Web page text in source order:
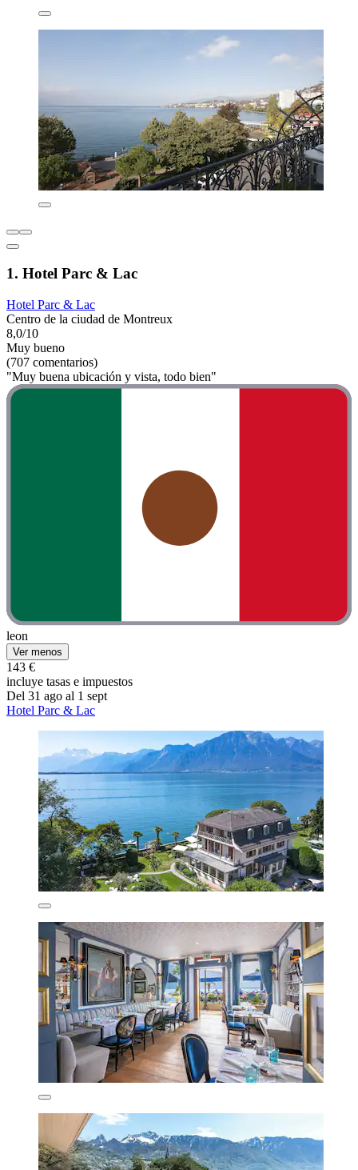
1. Hotel Parc & Lac
Hotel Parc & Lac
Centro de la ciudad de Montreux
8,0/10
Muy bueno
(707 comentarios)
"Muy buena ubicación y vista, todo bien"
leon
Ver menos
143 €
incluye tasas e impuestos
Del 31 ago al 1 sept
Hotel Parc & Lac